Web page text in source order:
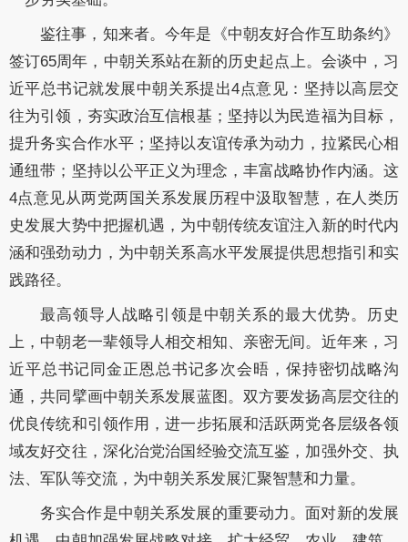
鉴往事，知来者。今年是《中朝友好合作互助条约》
签订65周年，中朝关系站在新的历史起点上。会谈中，习
近平总书记就发展中朝关系提出4点意见：坚持以高层交
往为引领，夯实政治互信根基；坚持以为民造福为目标，
提升务实合作水平；坚持以友谊传承为动力，拉紧民心相
通纽带；坚持以公平正义为理念，丰富战略协作内涵。这
4点意见从两党两国关系发展历程中汲取智慧，在人类历
史发展大势中把握机遇，为中朝传统友谊注入新的时代内
涵和强劲动力，为中朝关系高水平发展提供思想指引和实
践路径。
最高领导人战略引领是中朝关系的最大优势。历史
上，中朝老一辈领导人相交相知、亲密无间。近年来，习
近平总书记同金正恩总书记多次会晤，保持密切战略沟
通，共同擘画中朝关系发展蓝图。双方要发扬高层交往的
优良传统和引领作用，进一步拓展和活跃两党各层级各领
域友好交往，深化治党治国经验交流互鉴，加强外交、执
法、军队等交流，为中朝关系发展汇聚智慧和力量。
务实合作是中朝关系发展的重要动力。面对新的发展